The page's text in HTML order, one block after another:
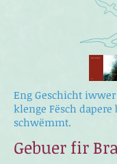
Eng Geschicht iwwer
klenge Fësch dapere
schwëmmt.
Gebuer fir